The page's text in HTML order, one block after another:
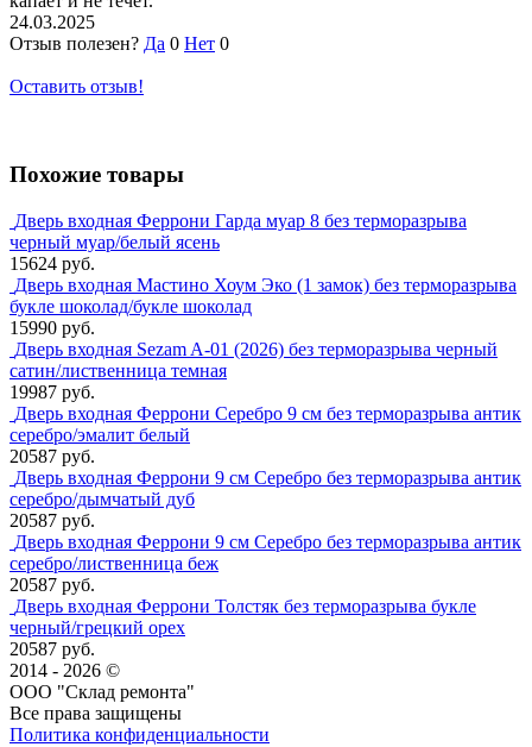
24.03.2025
Отзыв полезен? Да 0 Нет 0
Оставить отзыв!
Похожие товары
Дверь входная Феррони Гарда муар 8 без терморазрыва
черный муар/белый ясень
15624 руб.
Дверь входная Мастино Хоум Эко (1 замок) без терморазрыва
букле шоколад/букле шоколад
15990 руб.
Дверь входная Sezam A-01 (2026) без терморазрыва черный
сатин/лиственница темная
19987 руб.
Дверь входная Феррони Серебро 9 см без терморазрыва антик
серебро/эмалит белый
20587 руб.
Дверь входная Феррони 9 см Серебро без терморазрыва антик
серебро/дымчатый дуб
20587 руб.
Дверь входная Феррони 9 см Серебро без терморазрыва антик
серебро/лиственница беж
20587 руб.
Дверь входная Феррони Толстяк без терморазрыва букле
черный/грецкий орех
20587 руб.
2014 - 2026 ©
ООО "Склад ремонта"
Все права защищены
Политика конфиденциальности